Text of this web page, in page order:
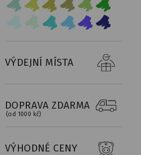
VÝDEJNÍ MÍSTA
DOPRAVA ZDARMA
(od 1000 kč)
VÝHODNÉ CENY